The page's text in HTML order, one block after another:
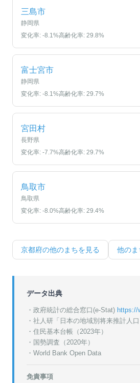
三島市
静岡県
変化率: -8.1%高齢化率: 29.8%
富士宮市
静岡県
変化率: -8.1%高齢化率: 29.7%
宮田村
長野県
変化率: -7.7%高齢化率: 29.7%
鳥取市
鳥取県
変化率: -8.0%高齢化率: 29.4%
京都府の他のまちを見る 他のま
データ出典
・政府統計の総合窓口(e-Stat) https://
・ 社人研「日本の地域別将来推計人口
・ 住民基本台帳（2023年）
・ 国勢調査（2020年）
・World Bank Open Data
免責事項